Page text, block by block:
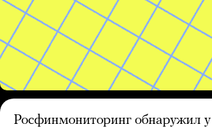
Росфинмониторинг обнаружил у